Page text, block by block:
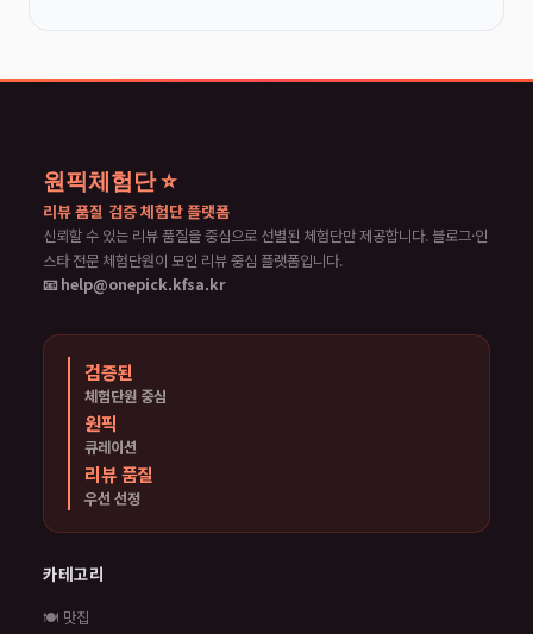
원픽체험단 ⭐
리뷰 품질 검증 체험단 플랫폼
신뢰할 수 있는 리뷰 품질을 중심으로 선별된 체험단만 제공합니다. 블로그·인
스타 전문 체험단원이 모인 리뷰 중심 플랫폼입니다.
📧 help@onepick.kfsa.kr
검증된
체험단원 중심
원픽
큐레이션
리뷰 품질
우선 선정
카테고리
🍽️ 맛집